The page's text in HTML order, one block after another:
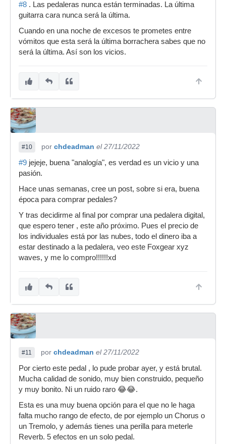
#8 . Las pedaleras nunca están terminadas. La última
guitarra cara nunca será la última.
Cuando en una noche de excesos te prometes entre
vómitos que esta será la última borrachera sabes que no
será la última. Así son los vicios.
#10 por chdeadman el 27/11/2022
#9 jejeje, buena "analogía", es verdad es un vicio y una
pasión.
Hace unas semanas, cree un post, sobre si era, buena
época para comprar pedales?
Y tras decidirme al final por comprar una pedalera digital,
que espero tener , este año próximo. Pues el precio de
los individuales está por las nubes, todo el dinero iba a
estar destinado a la pedalera, veo este Foxgear xyz
waves, y me lo compro!!!!!!xd
#11 por chdeadman el 27/11/2022
Por cierto este pedal , lo pude probar ayer, y está brutal.
Mucha calidad de sonido, muy bien construido, pequeño
y muy bonito. Ni un ruido raro 😂😂.
Esta es una muy buena opción para el que no le haga
falta mucho rango de efecto, de por ejemplo un Chorus o
un Tremolo, y además tienes una perilla para meterle
Reverb. 5 efectos en un solo pedal.